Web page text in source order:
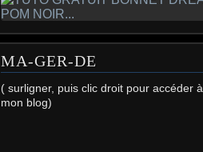
MA-GER-DE
( surligner, puis clic droit pour accéder à
mon blog)